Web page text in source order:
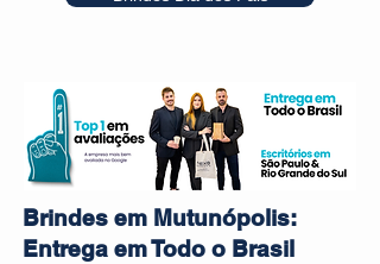
Brindes em Mutunópolis:
Entrega em Todo o Brasil